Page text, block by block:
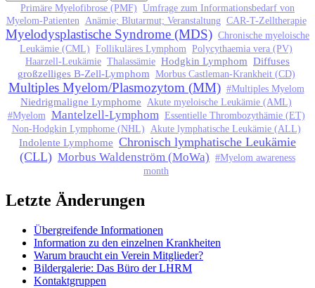
Suchformular
Primäre Myelofibrose (PMF) Umfrage zum Informationsbedarf von
Myelom-Patienten Anämie; Blutarmut; Veranstaltung CAR-T-Zelltherapie
Myelodysplastische Syndrome (MDS) Chronische myeloische
Leukämie (CML) Follikuläres Lymphom Polycythaemia vera (PV)
Haarzell-Leukämie Thalassämie Hodgkin Lymphom Diffuses
großzelliges B-Zell-Lymphom Morbus Castleman-Krankheit (CD)
Multiples Myelom/Plasmozytom (MM) #Multiples Myelom
Niedrigmaligne Lymphome Akute myeloische Leukämie (AML)
#Myelom Mantelzell-Lymphom Essentielle Thrombozythämie (ET)
Non-Hodgkin Lymphome (NHL) Akute lymphatische Leukämie (ALL)
Indolente Lymphome Chronisch lymphatische Leukämie
(CLL) Morbus Waldenström (MoWa) #Myelom awareness
month
Letzte Änderungen
Übergreifende Informationen
Information zu den einzelnen Krankheiten
Warum braucht ein Verein Mitglieder?
Bildergalerie: Das Büro der LHRM
Kontaktgruppen